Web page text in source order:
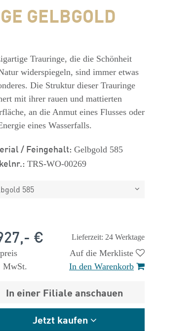
GELBGOLD
Trauringe, die die Schönheit
widerspiegeln, sind immer etwas
Die Struktur dieser Trauringe
mit ihrer rauen und mattierten
an die Anmut eines Flusses oder
eines Wasserfalls.
/ Feingehalt: Gelbgold 585
TRS-WO-00269
585
Lieferzeit: 24 Werktage
€
MwSt.
Auf die Merkliste
In den Warenkorb
In einer Filiale anschauen
Jetzt kaufen